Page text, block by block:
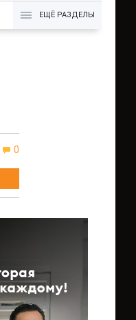
ЕЩЁ РАЗДЕЛЫ
0